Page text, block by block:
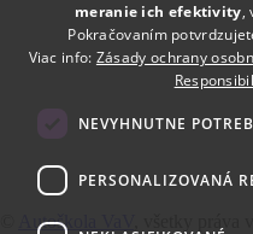
Autoškola VaV
meranie ich efektivity,
Pokračovaním
Viac info: Zásady ochrany
NEVYHNUTNE
PERSONALIZOVANÁ